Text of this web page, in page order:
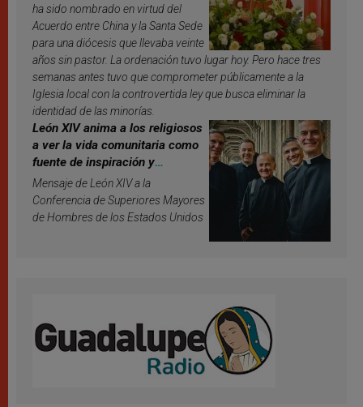
ha sido nombrado en virtud del
Acuerdo entre China y la Santa Sede
para una diócesis que llevaba veinte
años sin pastor. La ordenación tuvo lugar hoy. Pero hace tres
semanas antes tuvo que comprometer públicamente a la
Iglesia local con la controvertida ley que busca eliminar la
identidad de las minorías.
León XIV anima a los religiosos
a ver la vida comunitaria como
fuente de inspiración y
santificación
Mensaje de León XIV a la
Conferencia de Superiores Mayores
de Hombres de los Estados Unidos